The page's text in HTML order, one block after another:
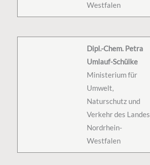
Westfalen
Dipl.-Chem. Petra
Umlauf-Schülke
Ministerium für
Umwelt,
Naturschutz und
Verkehr des Landes
Nordrhein-
Westfalen